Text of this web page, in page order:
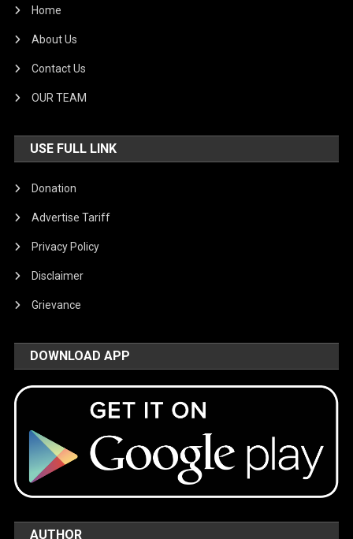
Home
About Us
Contact Us
OUR TEAM
USE FULL LINK
Donation
Advertise Tariff
Privacy Policy
Disclaimer
Grievance
DOWNLOAD APP
AUTHOR